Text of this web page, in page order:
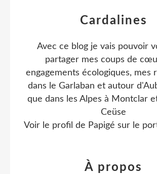
Cardalines
Avec ce blog je vais pouvoir
partager mes coups de
engagements écologiques, mes
dans le Garlaban et autour
que dans les Alpes à Montclar
Ceüse
Voir le profil de Papigé sur le
À propos